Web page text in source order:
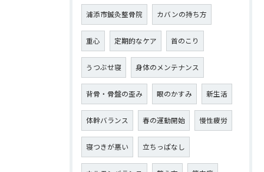
浦添市鍼灸整骨院 カバンの持ち方
重心 定期的なケア 首のこり
うつぶせ寝 身体のメンテナンス
背骨・骨盤の歪み 眼のかすみ 新生活
体幹バランス 春の運動開始 慢性疲労
寝つきが悪い 立ちっぱなし